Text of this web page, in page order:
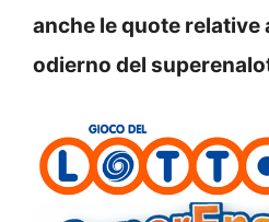
anche le quote relative
odierno del